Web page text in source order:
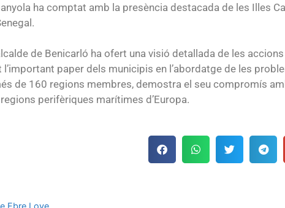
ha comptat amb la presència destacada de les Illes
de Benicarló ha ofert una visió detallada de les
paper dels municipis en l’abordatge de les
de 160 regions membres, demostra el seu compromís
perifèriques marítimes d’Europa.